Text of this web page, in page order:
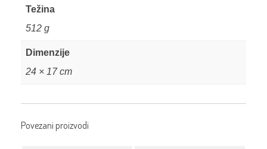
Težina
512 g
Dimenzije
24 × 17 cm
Povezani proizvodi